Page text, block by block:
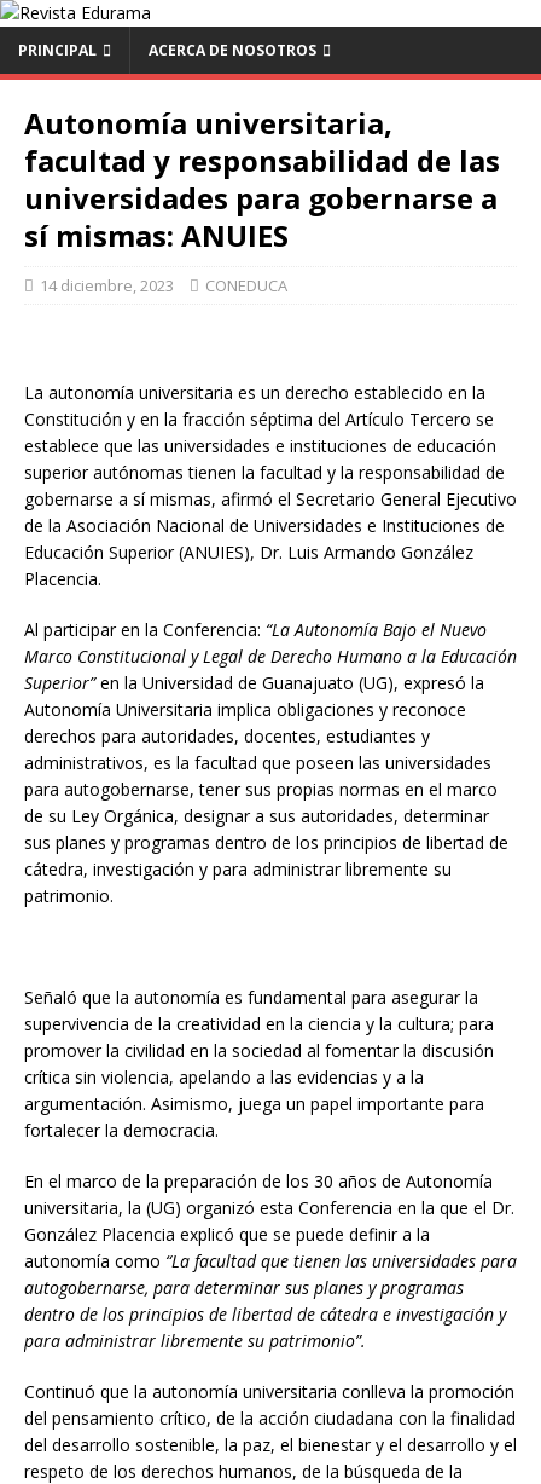
PRINCIPAL ACERCA DE NOSOTROS
Autonomía universitaria,
facultad y responsabilidad de las
universidades para gobernarse a
sí mismas: ANUIES
14 diciembre, 2023 CONEDUCA
La autonomía universitaria es un derecho establecido en la
Constitución y en la fracción séptima del Artículo Tercero se
establece que las universidades e instituciones de educación
superior autónomas tienen la facultad y la responsabilidad de
gobernarse a sí mismas, afirmó el Secretario General Ejecutivo
de la Asociación Nacional de Universidades e Instituciones de
Educación Superior (ANUIES), Dr. Luis Armando González
Placencia.
Al participar en la Conferencia: “La Autonomía Bajo el Nuevo
Marco Constitucional y Legal de Derecho Humano a la Educación
Superior”en la Universidad de Guanajuato (UG), expresó la
Autonomía Universitaria implica obligaciones y reconoce
derechos para autoridades, docentes, estudiantes y
administrativos, es la facultad que poseen las universidades
para autogobernarse, tener sus propias normas en el marco
de su Ley Orgánica, designar a sus autoridades, determinar
sus planes y programas dentro de los principios de libertad de
cátedra, investigación y para administrar libremente su
patrimonio.
Señaló que la autonomía es fundamental para asegurar la
supervivencia de la creatividad en la ciencia y la cultura; para
promover la civilidad en la sociedad al fomentar la discusión
crítica sin violencia, apelando a las evidencias y a la
argumentación. Asimismo, juega un papel importante para
fortalecer la democracia.
En el marco de la preparación de los 30 años de Autonomía
universitaria, la (UG) organizó esta Conferencia en la que el Dr.
González Placencia explicó que se puede definir a la
autonomía como “La facultad que tienen las universidades para
autogobernarse, para determinar sus planes y programas
dentro de los principios de libertad de cátedra e investigación y
para administrar libremente su patrimonio”.
Continuó que la autonomía universitaria conlleva la promoción
del pensamiento crítico, de la acción ciudadana con la finalidad
del desarrollo sostenible, la paz, el bienestar y el desarrollo y el
respeto de los derechos humanos, de la búsqueda de la